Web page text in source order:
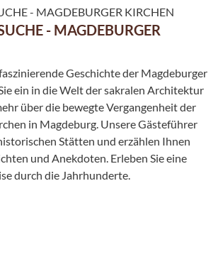
- MAGDEBURGER
Geschichte der Magdeburger
ein in die Welt der sakralen Architektur
über die bewegte Vergangenheit der
in Magdeburg. Unsere Gästeführer
Stätten und erzählen Ihnen
und Anekdoten. Erleben Sie eine
durch die Jahrhunderte.